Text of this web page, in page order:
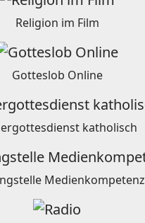
Religion im Film
Gotteslob Online
katholisch
Medienkompetenz